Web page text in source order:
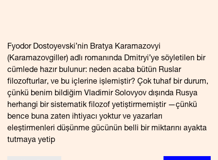
Fyodor Dostoyevski’nin Bratya Karamazovyi
(Karamazovgiller) adlı romanında Dmitryi’ye söyletilen bir
cümlede hazır bulunur: neden acaba bütün Ruslar
filozofturlar, ve bu içlerine işlemiştir? Çok tuhaf bir durum,
çünkü benim bildiğim Vladimir Solovyov dışında Rusya
herhangi bir sistematik filozof yetiştirmemiştir —çünkü
bence buna zaten ihtiyacı yoktur ve yazarları
eleştirmenleri düşünme gücünün belli bir miktarını ayakta
tutmaya yetip